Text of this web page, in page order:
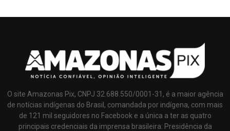
O site Amazonas Pix, CNPJ 32.688.550/0001-31, é a maior agência
de notícias indígenas do Brasil, comandada por indígena, com mais
de 121 mil seguidores no Facebook e a única a ter as quatro
principais credenciais da imprensa brasileira: Presidência da